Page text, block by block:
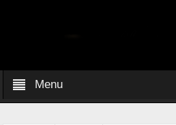
Menu